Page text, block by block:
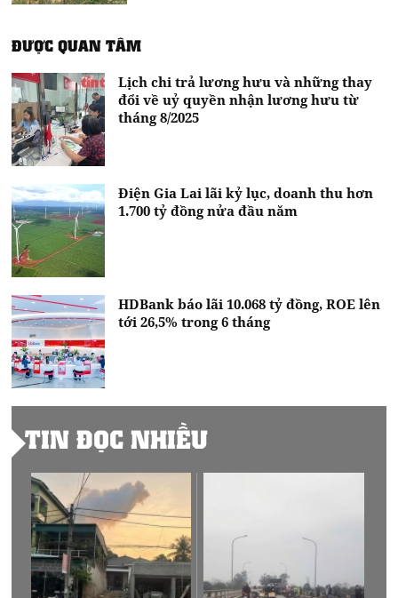
ĐƯỢC QUAN TÂM
Lịch chi trả lương hưu và những thay
đổi về uỷ quyền nhận lương hưu từ
tháng 8/2025
Điện Gia Lai lãi kỷ lục, doanh thu hơn
1.700 tỷ đồng nửa đầu năm
HDBank báo lãi 10.068 tỷ đồng, ROE lên
tới 26,5% trong 6 tháng
TIN ĐỌC NHIỀU